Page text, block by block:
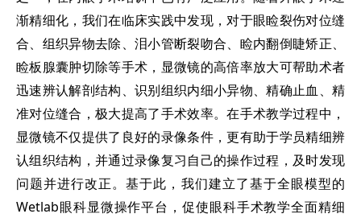
渐精细化，我们在临床实践中发现，对于眼睑裂伤对位缝
合、组织异物去除、泪小管断裂吻合、睑内翻倒睫矫正、
睑板腺囊肿切除等手术，显微镜的高倍率放大可帮助术者
迅速辨认解剖结构、识别组织内细小异物、精确止血、精
准对位缝合，极大提高了手术效率。在手术教学过程中，
显微镜不仅提供了良好的录像条件，更有助于学员精细辨
认组织结构，并通过录像复习自己的操作过程，及时发现
问题并进行改正。基于此，我们建立了基于全眼模型的
Wetlab眼科显微操作平台，促使眼科手术教学全面精细